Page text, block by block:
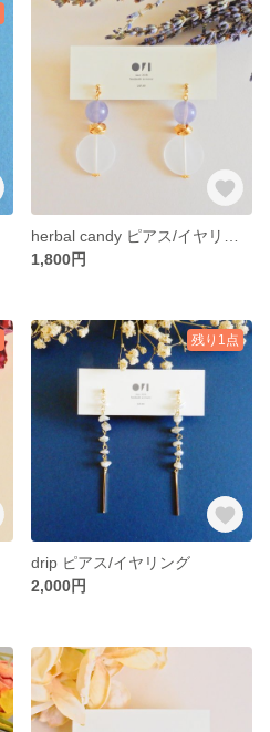
1,800円
残り1点
drip ピアス/イヤリング
2,000円